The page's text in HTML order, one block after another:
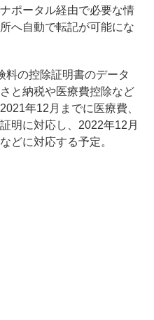
ポータル経由で必要な情
へ自動で転記が可能にな
料の控除証明書のデータ
と納税や医療費控除など
年12月までに医療費、
明に対応し、2022年12月
どに対応する予定。